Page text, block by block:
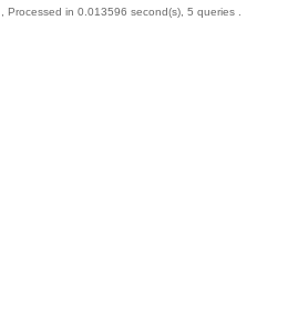
, Processed in 0.013596 second(s), 5 queries .